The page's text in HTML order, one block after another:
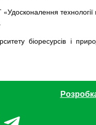
«Удосконалення
біоресурсів і